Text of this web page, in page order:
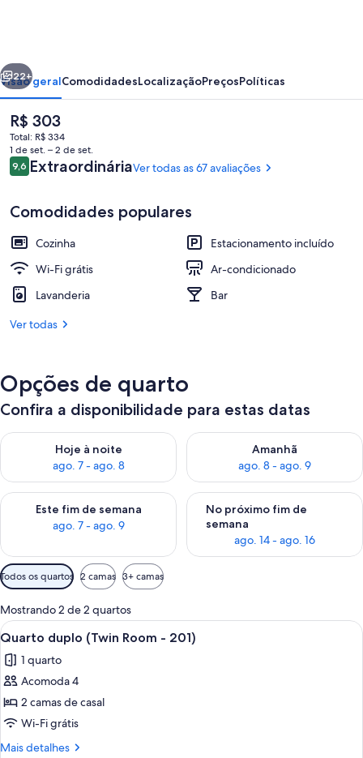
Apartamento (Quadruple Room -
Próximo
22+
Visão geralComodidadesLocalizaçãoPreçosPolíticas
O
preço
atual
é
R$ 303
R$ 303
Total: R$ 334
1 de set. – 2 de set.
Avaliações
9,69,6 de 10
ExtraordináriaVer todas as 67 avaliações
Comodidades populares
Cozinha
Estacionamento incluído
Wi-Fi grátis
Ar-condicionado
Lavanderia
Bar
Ver todas
Opções de quarto
Confira a disponibilidade para estas datas
Hoje à noite
ago. 7 - ago. 8
Verifica a disponibilidade para esta noite, ago. 7 - ago. 8
Amanhã
ago. 8 - ago. 9
Verifica a disponibilidade
Este fim de semana
ago. 7 - ago. 9
Verifica a disponibilidade para este fim de semana, ago. 7 -
No próximo fim de
semana
ago. 14 - ago. 16
Verifica a disponibilidade
Filtros
disponíveis
para
os
quartos
Todos os quartos 2 camas 3+ camas
Mostrando 2 de 2 quartos
Carrega
todas
as
fotos
de
Quarto
duplo
Quarto de hotel com duas camas,
7
Quarto duplo (Twin Room - 201)
1 quarto
Acomoda 4
2 camas de casal
Wi-Fi grátis
Mais detalhes
Mais